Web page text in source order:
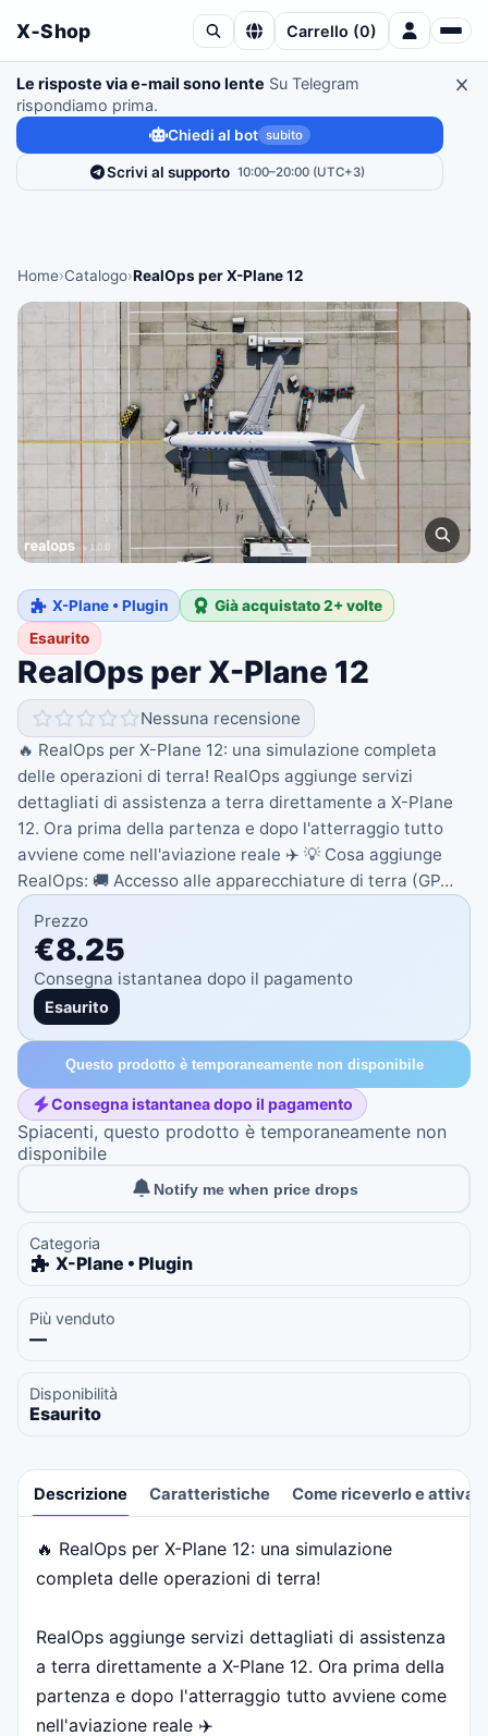
X‑Shop Carrello (0)
Le risposte via e-mail sono lente Su Telegram
rispondiamo prima.
Chiedi al bot subito
Scrivi al supporto 10:00–20:00 (UTC+3)
Home›Catalogo›RealOps per X-Plane 12
X-Plane • Plugin
Già acquistato 2+ volte
Esaurito
RealOps per X-Plane 12
Nessuna recensione
🔥 RealOps per X-Plane 12: una simulazione completa
delle operazioni di terra! RealOps aggiunge servizi
dettagliati di assistenza a terra direttamente a X-Plane
12. Ora prima della partenza e dopo l'atterraggio tutto
avviene come nell'aviazione reale ✈️ 💡 Cosa aggiunge
RealOps: 🚚 Accesso alle apparecchiature di terra (GP…
Prezzo
€8.25
Consegna istantanea dopo il pagamento
Esaurito
Questo prodotto è temporaneamente non disponibile
Consegna istantanea dopo il pagamento
Spiacenti, questo prodotto è temporaneamente non
disponibile
Notify me when price drops
Categoria
X-Plane • Plugin
Più venduto
—
Disponibilità
Esaurito
Descrizione Caratteristiche Come riceverlo e
Descrizione
🔥 RealOps per X-Plane 12: una simulazione
completa delle operazioni di terra!
RealOps aggiunge servizi dettagliati di assistenza
a terra direttamente a X-Plane 12. Ora prima della
partenza e dopo l'atterraggio tutto avviene come
nell'aviazione reale ✈️